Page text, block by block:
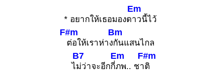
* อยากให้เธอมองด
Em
าวนี้ไว้
F#m
ต่อให้เราห่าง
Bm
กันแสนไกล
ไ
B7
ม่ว่าจะอีกกี่
Em
ภพ.. ชา
F#m
ติ